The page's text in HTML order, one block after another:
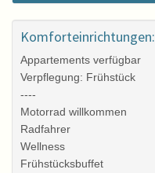
Sky Suite
Komforteinrichtungen:
Appartements verfügbar
Verpflegung: Frühstück
----
Motorrad willkommen
Radfahrer
Wellness
Frühstücksbuffet